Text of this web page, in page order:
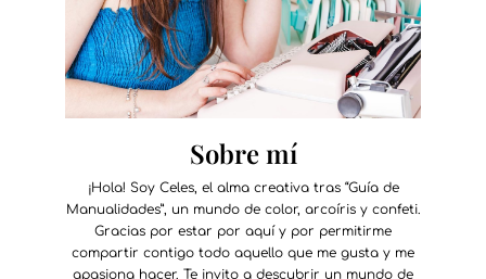
Sobre mí
¡Hola! Soy Celes, el alma creativa tras “Guía de
Manualidades”, un mundo de color, arcoíris y confeti.
Gracias por estar por aquí y por permitirme
compartir contigo todo aquello que me gusta y me
apasiona hacer. Te invito a descubrir un mundo de